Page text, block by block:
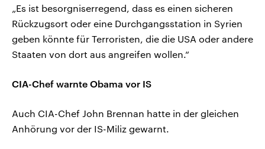
„Es ist besorgniserregend, dass es einen sicheren
Rückzugsort oder eine Durchgangsstation in Syrien
geben könnte für Terroristen, die die USA oder andere
Staaten von dort aus angreifen wollen.“
CIA-Chef warnte Obama vor IS
Auch CIA-Chef John Brennan hatte in der gleichen
Anhörung vor der IS-Miliz gewarnt.